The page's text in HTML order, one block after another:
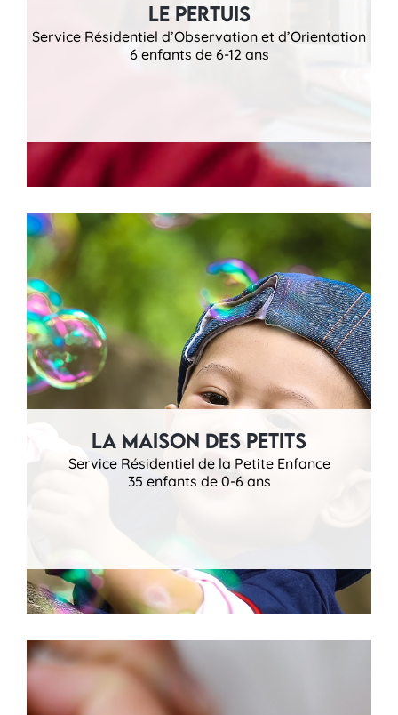
Le Pertuis
Service Résidentiel d’Observation et d’Orientation
6 enfants de 6-12 ans
La Maison des Petits
Service Résidentiel de la Petite Enfance
35 enfants de 0-6 ans